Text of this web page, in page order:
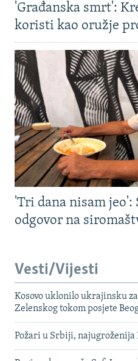
'Građanska smrt':
koristi kao oružje
'Tri dana nisam jeo':
odgovor na
Vesti/Vijesti
Kosovo uklonilo ukrajinsku
Zelenskog tokom posjete
Požari u Srbiji, najugroženija